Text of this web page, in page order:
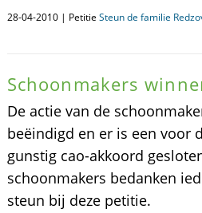
28-04-2010 | Petitie Steun de familie
Schoonmakers
De actie van de
beëindigd en er is een voor
gunstig cao-akkoord
schoonmakers bedanken
steun bij deze petitie.